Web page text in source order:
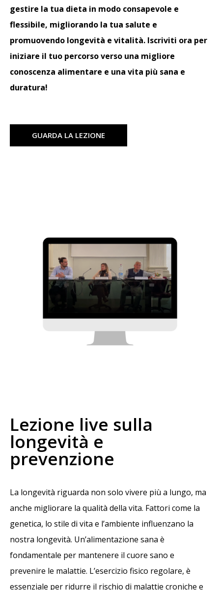
gestire la tua dieta in modo consapevole e
flessibile, migliorando la tua salute e
promuovendo longevità e vitalità. Iscriviti ora per
iniziare il tuo percorso verso una migliore
conoscenza alimentare e una vita più sana e
duratura!
GUARDA LA LEZIONE
Lezione live sulla
longevità e
prevenzione
La longevità riguarda non solo vivere più a lungo, ma
anche migliorare la qualità della vita. Fattori come la
genetica, lo stile di vita e l’ambiente influenzano la
nostra longevità. Un’alimentazione sana è
fondamentale per mantenere il cuore sano e
prevenire le malattie. L’esercizio fisico regolare, è
essenziale per ridurre il rischio di malattie croniche e